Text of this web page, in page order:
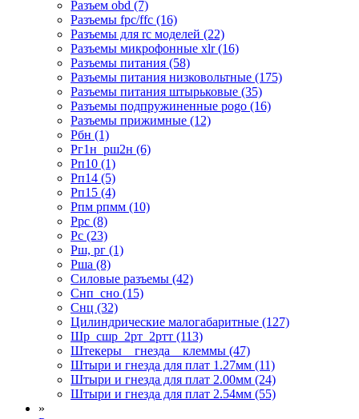
Разъем obd (7)
Разъемы fpc/ffc (16)
Разъемы для rc моделей (22)
Разъемы микрофонные xlr (16)
Разъемы питания (58)
Разъемы питания низковольтные (175)
Разъемы питания штырьковые (35)
Разъемы подпружиненные pogo (16)
Разъемы прижимные (12)
Рбн (1)
Рг1н_рш2н (6)
Рп10 (1)
Рп14 (5)
Рп15 (4)
Рпм рпмм (10)
Ррс (8)
Рс (23)
Рш, рг (1)
Рша (8)
Силовые разъемы (42)
Снп_сно (15)
Снц (32)
Цилиндрические малогабаритные (127)
Шр_сшр_2рт_2ртт (113)
Штекеры _ гнезда _ клеммы (47)
Штыри и гнезда для плат 1.27мм (11)
Штыри и гнезда для плат 2.00мм (24)
Штыри и гнезда для плат 2.54мм (55)
»